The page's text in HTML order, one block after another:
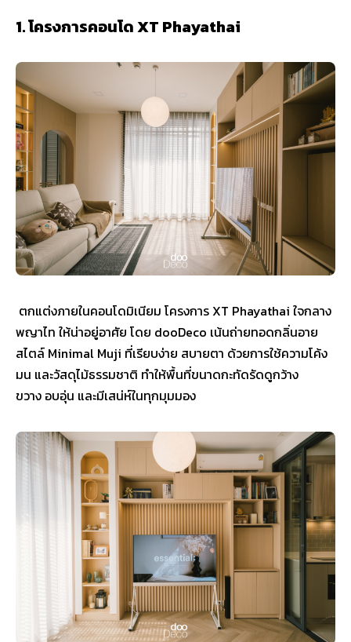
1. โครงการคอนโด XT Phayathai
ตกแต่งภายในคอนโดมิเนียม โครงการ XT Phayathai ใจกลาง
พญาไท ให้น่าอยู่อาศัย โดย dooDeco เน้นถ่ายทอดกลิ่นอาย
สไตล์ Minimal Muji ที่เรียบง่าย สบายตา ด้วยการใช้ความโค้ง
มน และวัสดุไม้ธรรมชาติ ทำให้พื้นที่ขนาดกะทัดรัดดูกว้าง
ขวาง อบอุ่น และมีเสน่ห์ในทุกมุมมอง